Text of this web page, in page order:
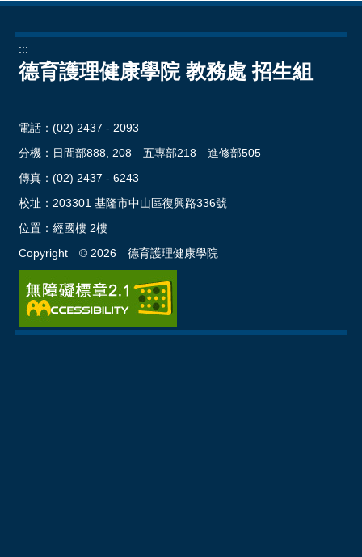
:::
德育護理健康學院 教務處 招生組
電話： (02) 2437 - 2093
分機：日間部888, 208 五專部218 進修部505
傳真：(02) 2437 - 6243
校址： 203301 基隆市中山區復興路336號
位置： 經國樓 2樓
Copyright © 2026德育護理健康學院